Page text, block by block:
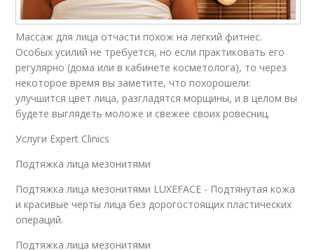
Массаж для лица отчасти похож на легкий фитнес.
Особых усилий не требуется, но если практиковать его
регулярно (дома или в кабинете косметолога), то через
некоторое время вы заметите, что похорошели:
улучшится цвет лица, разгладятся морщины, и в целом вы
будете выглядеть моложе и свежее своих ровесниц.
Услуги Expert Clinics
Подтяжка лица мезонитями
Подтяжка лица мезонитями LUXEFACE - Подтянутая кожа
и красивые черты лица без дорогостоящих пластических
операций.
Подтяжка лица мезонитями